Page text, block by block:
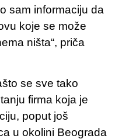
sam informaciju da
koje se može
ništa“, priča
se sve tako
firma koja je
poput još
u okolini Beograda